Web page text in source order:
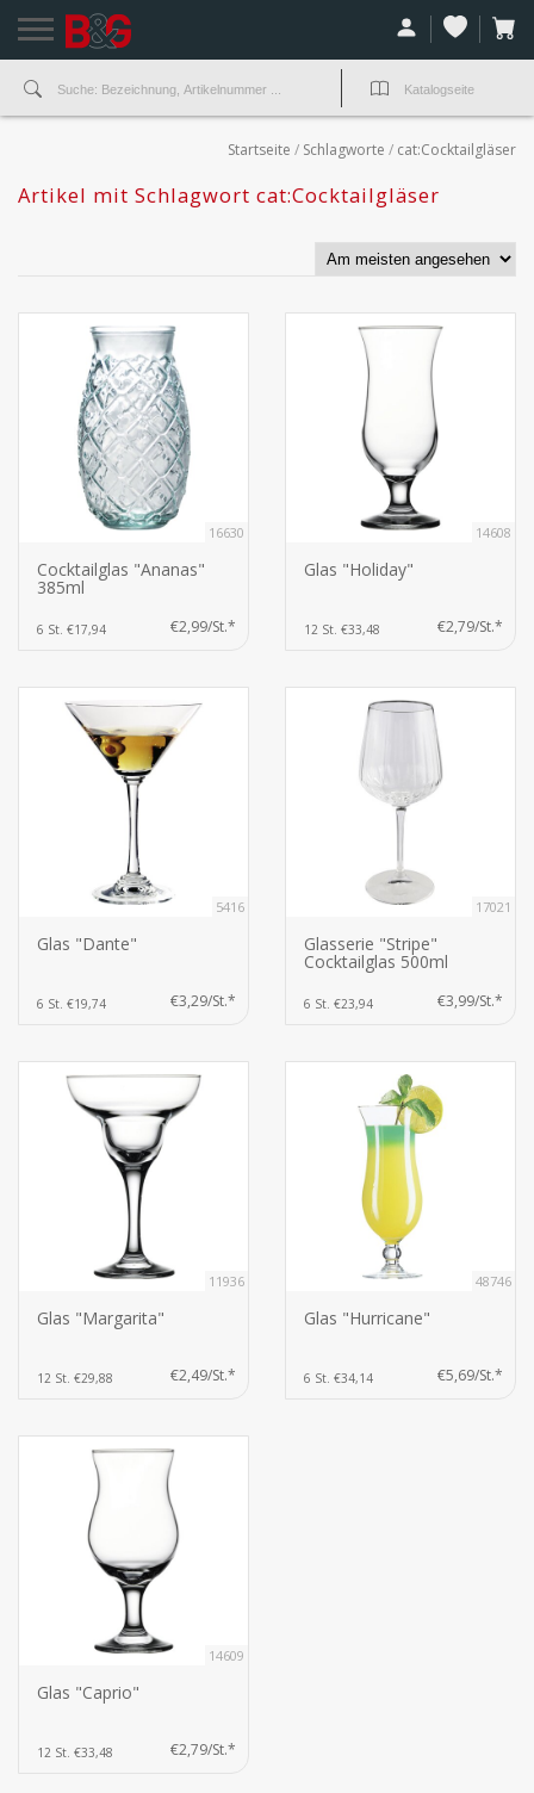
Startseite / Schlagworte / cat:Cocktailgläser
Artikel mit Schlagwort cat:Cocktailgläser
16630
Cocktailglas "Ananas"
385ml
6 St. €17,94 €2,99/St.*
14608
Glas "Holiday"
12 St. €33,48 €2,79/St.*
5416
Glas "Dante"
6 St. €19,74 €3,29/St.*
17021
Glasserie "Stripe"
Cocktailglas 500ml
6 St. €23,94 €3,99/St.*
11936
Glas "Margarita"
12 St. €29,88 €2,49/St.*
48746
Glas "Hurricane"
6 St. €34,14 €5,69/St.*
14609
Glas "Caprio"
12 St. €33,48 €2,79/St.*